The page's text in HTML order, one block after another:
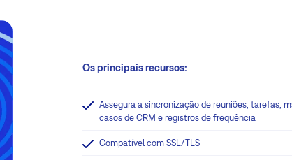
Os principais recursos:
Assegura a sincronização de reuniões, tarefas,
casos de CRM e registros de frequência
Compatível com SSL/TLS